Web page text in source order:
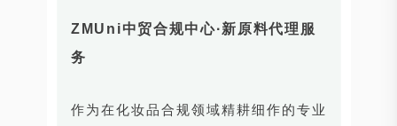
ZMUni中贸合规中心·新原料代理服
务
作为在化妆品合规领域精耕细作的专业